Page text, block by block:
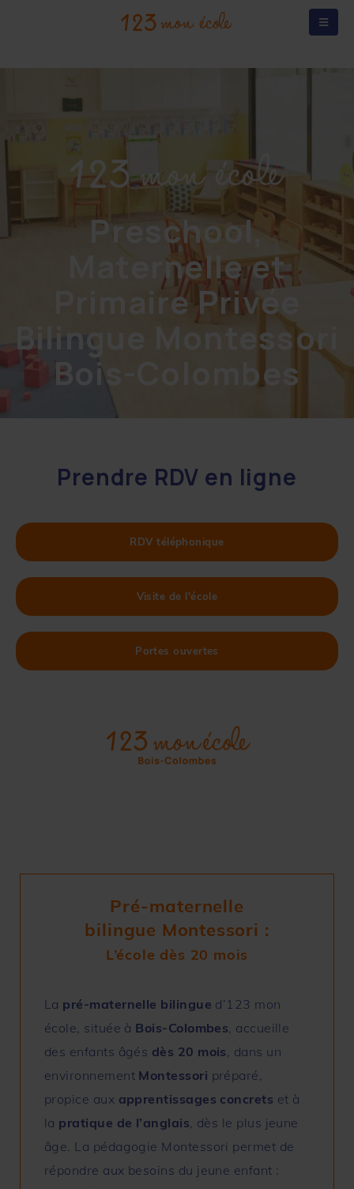
Preschool,
Maternelle et
Primaire Privée
Bilingue Montessori
Bois-Colombes
Prendre RDV en ligne
RDV téléphonique
Visite de l'école
Portes ouvertes
Pré-maternelle
bilingue Montessori :
L’école dès 20 mois
La pré-maternelle bilingue d’123 mon
école, située à Bois-Colombes , accueille
des enfants âgés dès 20 mois , dans un
environnement Montessori préparé,
propice aux apprentissages concrets et à
la pratique de l’anglais , dès le plus jeune
âge. La pédagogie Montessori permet de
répondre aux besoins du jeune enfant :